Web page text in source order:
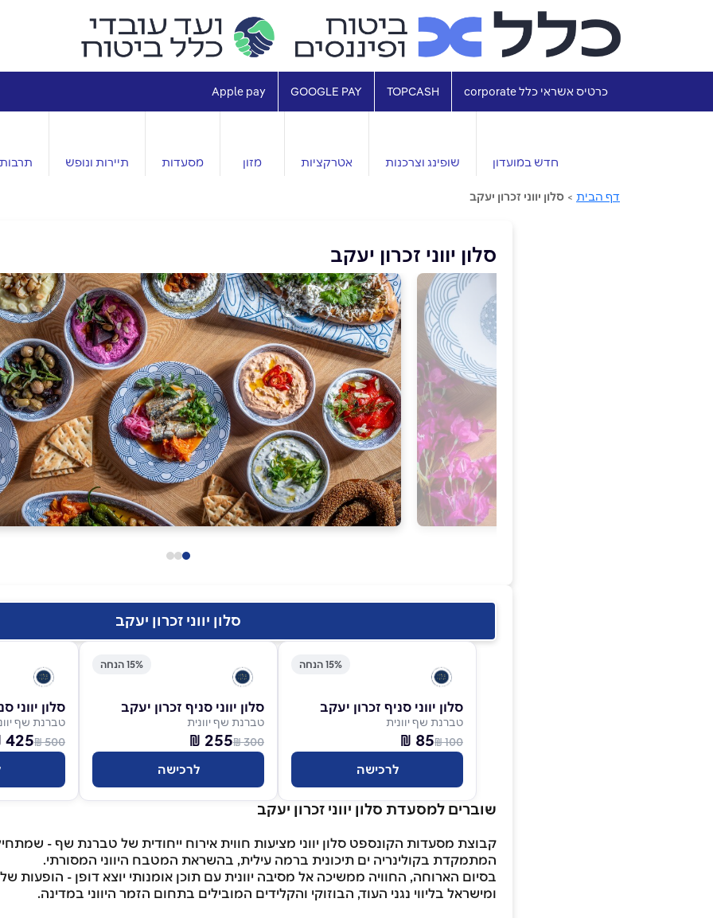
כרטיס אשראי כלל corporate TOPCASH
GOOGLE PAY
Apple pay
חדש במועדון שופינג וצרכנות אטרקציות מזון מסעדות תיירות ונופש תרבות
דף הבית > סלון יווני זכרון יעקב
סלון יווני זכרון יעקב
סלון יווני זכרון יעקב
15% הנחה
סלון יווני סניף זכרון יעקב
טברנת שף יוונית
100 ₪
85 ₪
לרכישה
15% הנחה
סלון יווני סניף זכרון יעקב
טברנת שף יוונית
300 ₪
255 ₪
לרכישה
סלון יווני
טברנת שף
500 ₪
425 ₪
שוברים למסעדת סלון יווני זכרון יעקב
קבוצת מסעדות הקונספט סלון יווני מציעות חווית אירוח ייחודית של טברנת שף -
המתמקדת בקולינריה ים תיכונית ברמה עילית, בהשראת המטבח היווני המסורתי.
בסיום הארוחה, החוויה ממשיכה אל מסיבה יוונית עם תוכן אומנותי יוצא דופן - הופעות
ומישראל בליווי נגני העוד, הבוזוקי והקלידים המובילים בתחום הזמר היווני במדינה.